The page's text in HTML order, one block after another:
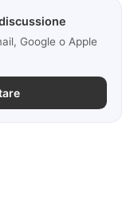
Google o Apple